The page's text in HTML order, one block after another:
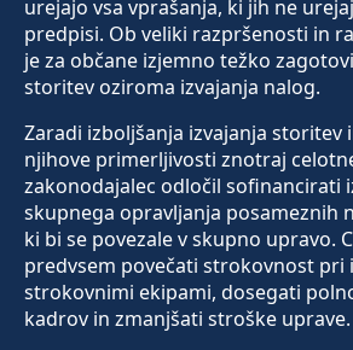
urejajo vsa vprašanja, ki jih ne
predpisi. Ob veliki razpršenosti in
je za občane izjemno težko
storitev oziroma izvajanja nalog.
Zaradi izboljšanja izvajanja storitev
njihove primerljivosti znotraj
zakonodajalec odločil sofinancirati
skupnega opravljanja posameznih
ki bi se povezale v skupno upravo.
predvsem povečati strokovnost pri
strokovnimi ekipami, dosegati
kadrov in zmanjšati stroške uprave.